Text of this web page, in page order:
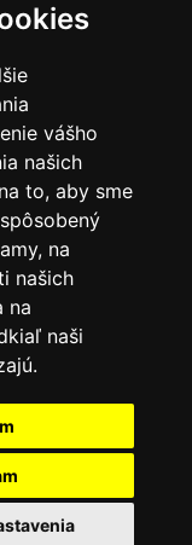
vášho
našich
to, aby sme
na
našich
na
naši
v rozostupe
množstva veľkostí
na všetky postele.
pripravený ponúknuť
štandardnými
dĺžky a šírky,
Vami požadovaných
času a nákladov